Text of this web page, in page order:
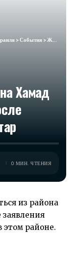
>События>Жители Газы начали эвакуироваться из района Хамад на севере Хан Юнеса после заявления пресс-секретар
Хамад
0 МИН. ЧТЕНИЯ
из района
этом районе.